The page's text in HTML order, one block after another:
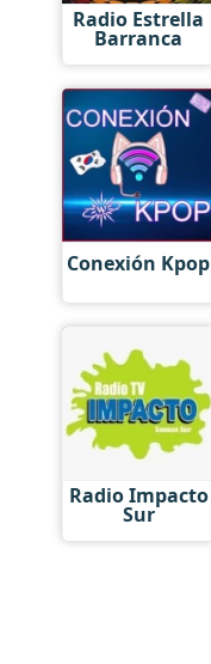
Radio Estrella
Barranca
Conexión Kpop
Radio Impacto
Sur